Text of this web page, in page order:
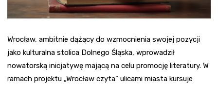
Wrocław, ambitnie dążący do wzmocnienia swojej pozycji
jako kulturalna stolica Dolnego Śląska, wprowadził
nowatorską inicjatywę mającą na celu promocję literatury. W
ramach projektu „Wrocław czyta” ulicami miasta kursuje